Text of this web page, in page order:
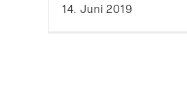
14. Juni 2019